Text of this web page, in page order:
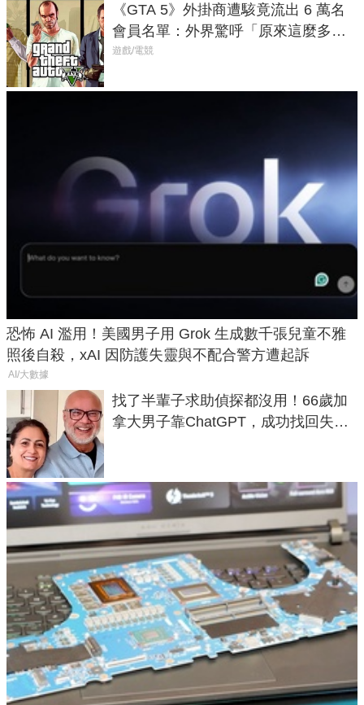
《GTA 5》外掛商遭駭竟流出 6 萬名
會員名單：外界驚呼「原來這麼多人
在開掛！」
遊戲/電競
恐怖 AI 濫用！美國男子用 Grok 生成數千張兒童不雅
照後自殺，xAI 因防護失靈與不配合警方遭起訴
AI/大數據
找了半輩子求助偵探都沒用！66歲加
拿大男子靠ChatGPT，成功找回失散